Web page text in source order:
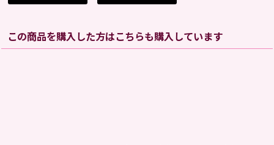
この商品を購入した方はこちらも購入しています